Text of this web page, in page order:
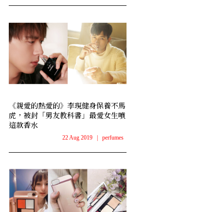
《親愛的熱愛的》李現健身保養不馬
虎，被封「男友教科書」最愛女生噴
這款香水
22 Aug 2019 perfumes